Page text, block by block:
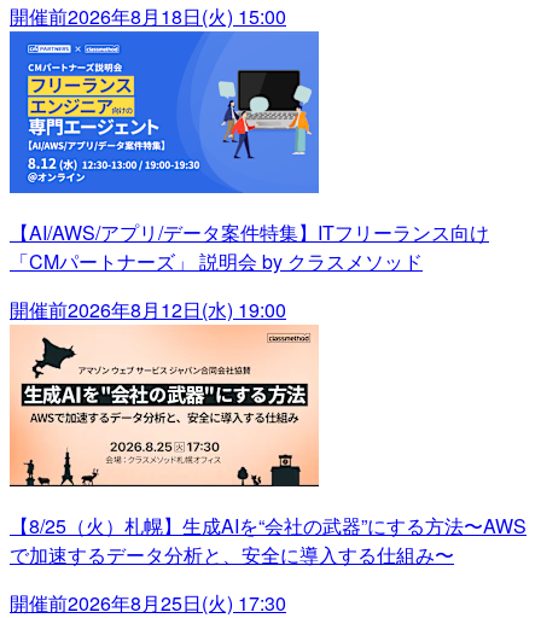
開催前2026年8月18日(火) 15:00
【AI/AWS/アプリ/データ案件特集】ITフリーランス向け
「CMパートナーズ」 説明会 by クラスメソッド
開催前2026年8月12日(水) 19:00
【8/25（火）札幌】生成AIを“会社の武器”にする方法〜AWS
で加速するデータ分析と、安全に導入する仕組み〜
開催前2026年8月25日(火) 17:30